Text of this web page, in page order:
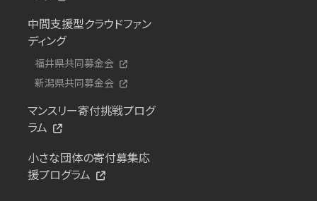
中間支援型クラウドファン
ディング
福井県共同募金会
新潟県共同募金会
マンスリー寄付挑戦プログ
ラム
小さな団体の寄付募集応
援プログラム